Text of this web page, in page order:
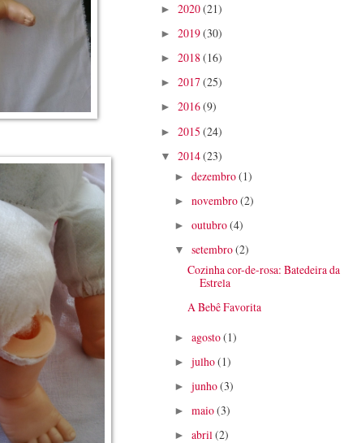
► 2020(21)
► 2019(30)
► 2018(16)
► 2017(25)
► 2016(9)
► 2015 (24)
▼ 2014(23)
► dezembro(1)
► novembro(2)
► outubro(4)
▼ setembro(2)
Cozinha cor-de-rosa: Batedeira da
Estrela
A Bebê Favorita
► agosto(1)
► julho(1)
► junho(3)
► maio(3)
► abril(2)